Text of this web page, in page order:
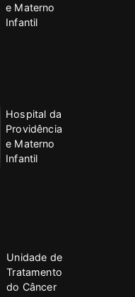
e Materno
Infantil
Hospital da
Providência
e Materno
Infantil
Unidade de
Tratamento
do Câncer